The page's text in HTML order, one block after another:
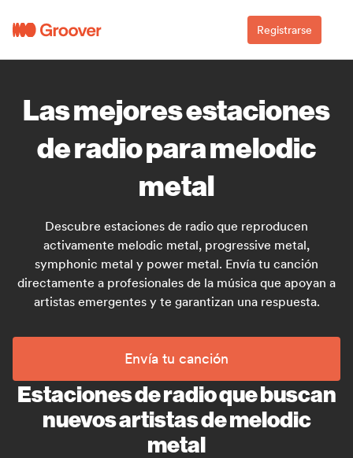
Registrarse
Las mejores estaciones
de radio para melodic
metal
Descubre estaciones de radio que reproducen
activamente melodic metal, progressive metal,
symphonic metal y power metal. Envía tu canción
directamente a profesionales de la música que apoyan a
artistas emergentes y te garantizan una respuesta.
Envía tu canción
Estaciones de radio que buscan
nuevos artistas de melodic
metal